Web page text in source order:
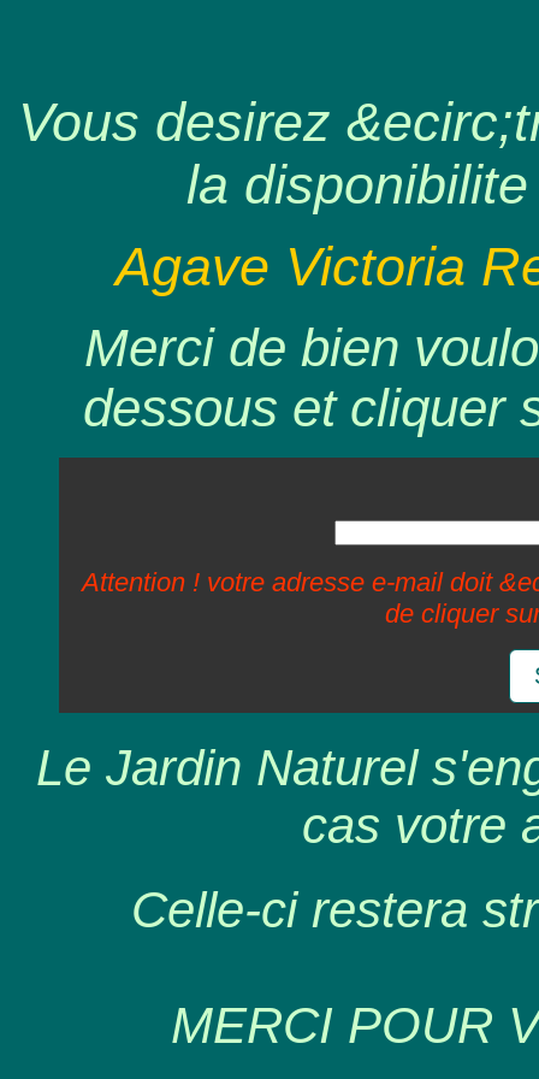
Vous desirez
la
Agave Victoria
Merci de bien
dessous et cliquer
Attention ! votre adresse e-mail doit
de cliquer
Le Jardin Naturel
cas votre
Celle-ci restera
MERCI POUR